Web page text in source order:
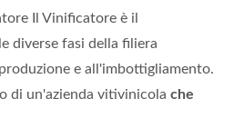
Il Vinificatore è il
diverse fasi della filiera
e all'imbottigliamento.
di un'azienda vitivinicola che